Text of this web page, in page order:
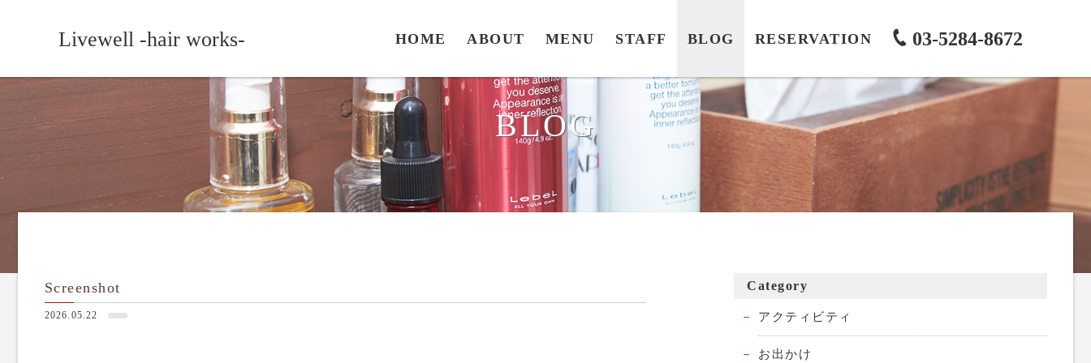
Livewell -hair works- HOME ABOUT MENU STAFF BLOG RESERVATION 03-5284-8672
BLOG
Screenshot
2026.05.22
Category
アクティビティ
お出かけ